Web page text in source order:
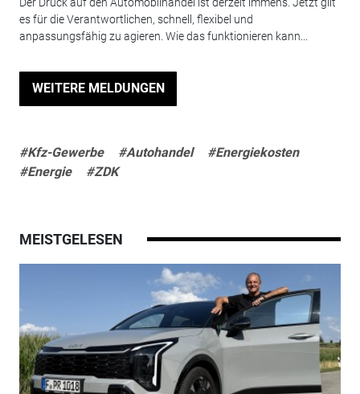
es für die Verantwortlichen, schnell, flexibel und
anpassungsfähig zu agieren. Wie das funktionieren kann...
WEITERE MELDUNGEN
#Kfz-Gewerbe #Autohandel
#Energiekosten
#Energie
#ZDK
MEISTGELESEN